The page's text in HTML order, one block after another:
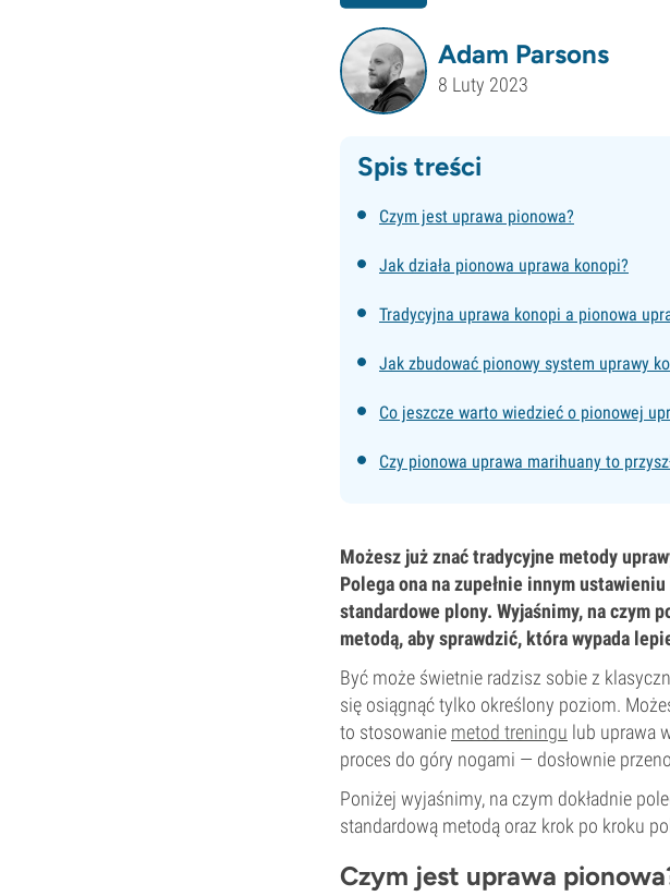
Adam Parsons
8 Luty 2023
Spis treści
Czym jest uprawa pionowa?
Jak działa pionowa uprawa konopi?
Tradycyjna uprawa konopi a pionowa
Jak zbudować pionowy system uprawy
Co jeszcze warto wiedzieć o pionowej
Czy pionowa uprawa marihuany to
Możesz już znać tradycyjne metody
Polega ona na zupełnie innym
standardowe plony. Wyjaśnimy, na czym
metodą, aby sprawdzić, która wypada
Być może świetnie radzisz sobie z
się osiągnąć tylko określony poziom.
to stosowanie metod treningu lub uprawa
proces do góry nogami — dosłownie
Poniżej wyjaśnimy, na czym dokładnie
standardową metodą oraz krok po kroku
Czym jest uprawa